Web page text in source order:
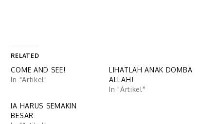
RELATED
COME AND SEE!
In "Artikel"
LIHATLAH ANAK DOMBA
ALLAH!
In "Artikel"
IA HARUS SEMAKIN
BESAR